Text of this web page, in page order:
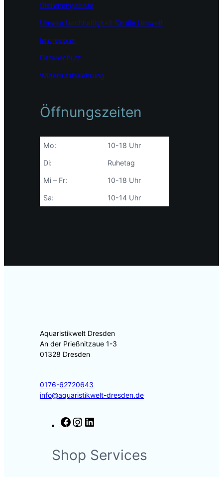
Stellenangebote
Unsere Nachhaltigkeit für die Umwelt
Impressum
Datenschutz
Widerrufsbelehrung
Öffnungszeiten
Mo: 10-18 Uhr
Di: Ruhetag
Mi – Fr: 10-18 Uhr
Sa: 10-14 Uhr
Aquaristikwelt Dresden
An der Prießnitzaue 1-3
01328 Dresden
0176-62720643
info@aquaristikwelt-dresden.de
F
e
b
t
a
k
e
Shop Services